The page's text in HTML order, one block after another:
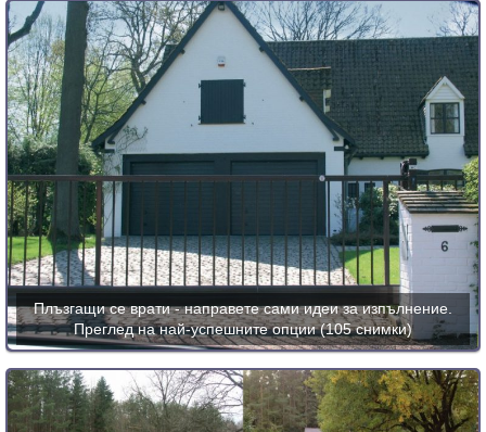
Плъзгащи се врати - направете сами идеи за изпълнение.
Преглед на най-успешните опции (105 снимки)